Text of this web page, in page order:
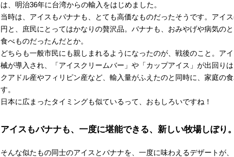
は、明治36年に台湾からの輸入をはじめました。
当時は、アイスもバナナも、とても高価なものだったそうです。アイ
円と、庶民にとってはかなりの贅沢品。バナナも、おみやげや病気の
食べものだったんだとか。
どちらも一般市民にも親しまれるようになったのが、戦後のこと。ア
械が導入され、「アイスクリームバー」や「カップアイス」が出回り
クアドル産やフィリピン産など、輸入量がふえたのと同時に、家庭の
す。
日本に広まったタイミングも似ているって、おもしろいですね！
アイスもバナナも、一度に堪能できる、新しい牧場しぼり。
そんな似たもの同士のアイスとバナナを、一度に味わえるデザートが